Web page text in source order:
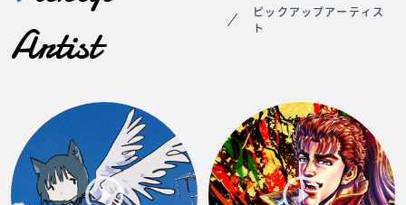
Artist
ピックアップアーティス
ト